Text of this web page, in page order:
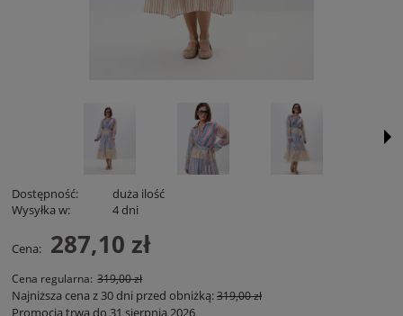
Dostępność:
duża ilość
Wysyłka w:
4 dni
Cena: 287,10 zł
Cena regularna: 319,00 zł
Najniższa cena z 30 dni przed obniżką:319,00 zł
Promocja trwa do 31 sierpnia 2026